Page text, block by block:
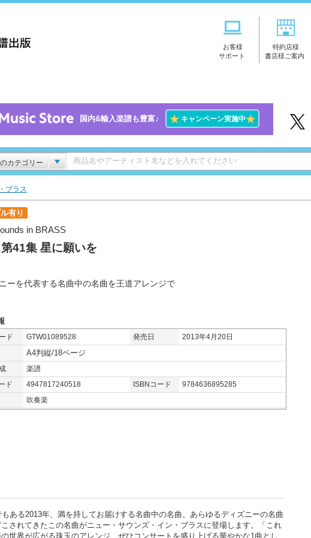
お客様
サポート
特約店様
書店様ご案内
国内&輸入楽譜も豊富♪ ★キャンペーン実施中★
カテゴリー
ブラス
有り
in BRASS
41集 星に願いを
ーを代表する名曲中の名曲を王道アレンジで
ド GTW01089528 発売日
2013年4月20日
A4判縦/18ページ
楽譜
ド
4947817240518 ISBNコード
9784636895285
吹奏楽
ある2013年、満を持してお届けする名曲中の名曲。あらゆるディズニーの名曲
されてきたこの名曲がニュー・サウンズ・イン・ブラスに登場します。「これ
世界が広がる珠玉のアレンジ、ぜひコンサートを盛り上げる華やかな1曲とし